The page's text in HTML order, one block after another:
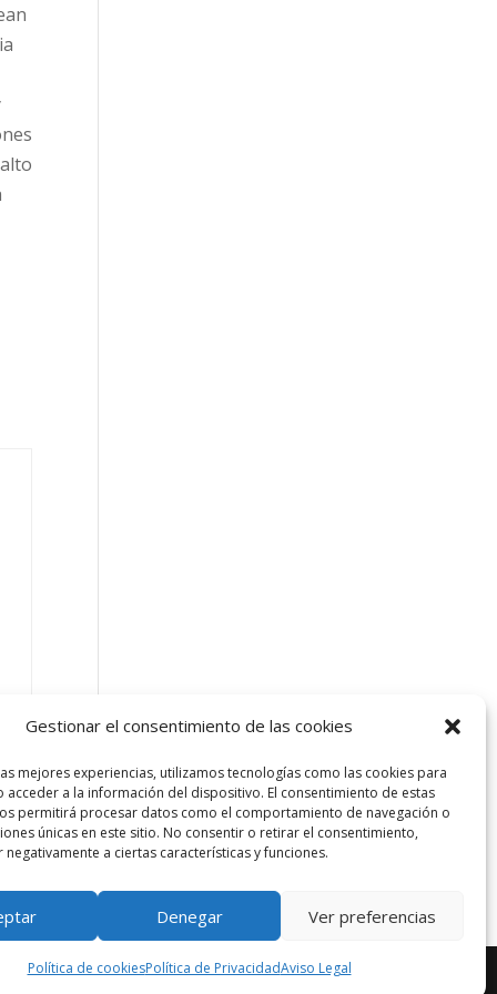
Gestionar el consentimiento de las cookies
mejores experiencias, utilizamos tecnologías como las cookies para
acceder a la información del dispositivo. El consentimiento de estas
permitirá procesar datos como el comportamiento de navegación o
únicas en este sitio. No consentir o retirar el consentimiento,
a ciertas características y funciones.
Denegar Ver preferencias
Política de cookiesPolítica de PrivacidadAviso Legal